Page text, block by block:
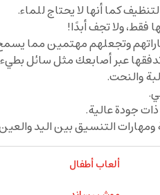
كما أنها ﻻ يحتاج للماء.
فقط، ولا تجف أبدًا!
وتجعلهم مهتمين مما
عبر أصابعك مثل سائل بطيء
والنحت.
جودة عالية.
ومهارات التنسيق بين اليد
ألعاب أطفال